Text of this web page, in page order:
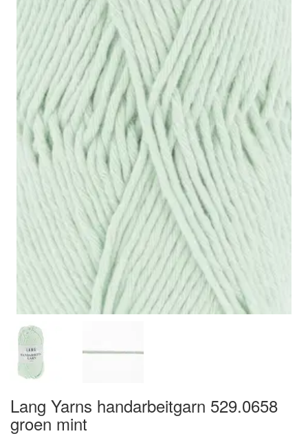
Lang Yarns handarbeitgarn 529.0658
groen mint